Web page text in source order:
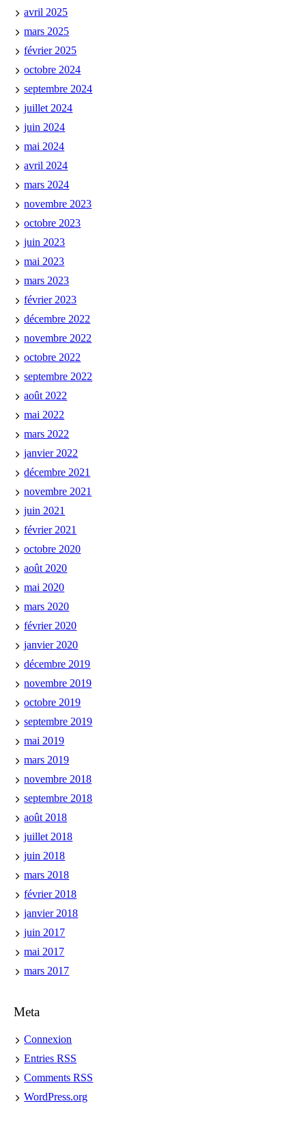
avril 2025
mars 2025
février 2025
octobre 2024
septembre 2024
juillet 2024
juin 2024
mai 2024
avril 2024
mars 2024
novembre 2023
octobre 2023
juin 2023
mai 2023
mars 2023
février 2023
décembre 2022
novembre 2022
octobre 2022
septembre 2022
août 2022
mai 2022
mars 2022
janvier 2022
décembre 2021
novembre 2021
juin 2021
février 2021
octobre 2020
août 2020
mai 2020
mars 2020
février 2020
janvier 2020
décembre 2019
novembre 2019
octobre 2019
septembre 2019
mai 2019
mars 2019
novembre 2018
septembre 2018
août 2018
juillet 2018
juin 2018
mars 2018
février 2018
janvier 2018
juin 2017
mai 2017
mars 2017
Meta
Connexion
EntriesRSS
CommentsRSS
WordPress.org